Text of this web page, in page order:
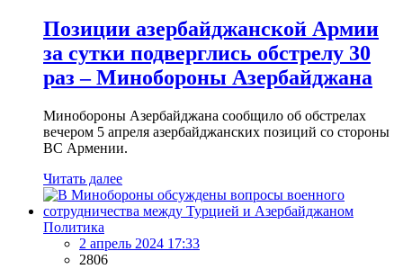
Позиции азербайджанской Армии
за сутки подверглись обстрелу 30
раз – Минобороны Азербайджана
Минобороны Азербайджана сообщило об обстрелах
вечером 5 апреля азербайджанских позиций со стороны
ВС Армении.
Читать далее
Политика
2 апрель 2024 17:33
2806